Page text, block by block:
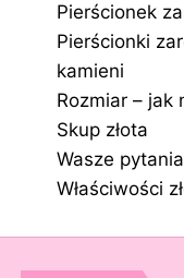
Pierścionek
Pierścionki
kamieni
Rozmiar – jak
Skup złota
Wasze pytania
Właściwości